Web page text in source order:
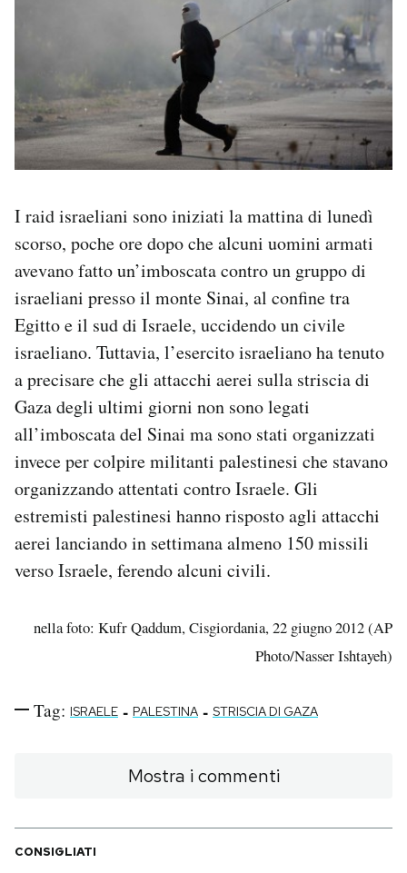
I raid israeliani sono iniziati la mattina di lunedì
scorso, poche ore dopo che alcuni uomini armati
avevano fatto un’imboscata contro un gruppo di
israeliani presso il monte Sinai, al confine tra
Egitto e il sud di Israele, uccidendo un civile
israeliano. Tuttavia, l’esercito israeliano ha tenuto
a precisare che gli attacchi aerei sulla striscia di
Gaza degli ultimi giorni non sono legati
all’imboscata del Sinai ma sono stati organizzati
invece per colpire militanti palestinesi che stavano
organizzando attentati contro Israele. Gli
estremisti palestinesi hanno risposto agli attacchi
aerei lanciando in settimana almeno 150 missili
verso Israele, ferendo alcuni civili.
nella foto: Kufr Qaddum, Cisgiordania, 22 giugno 2012 (AP
Photo/Nasser Ishtayeh)
Tag: ISRAELE - PALESTINA - STRISCIA DI GAZA
Mostra i commenti
CONSIGLIATI